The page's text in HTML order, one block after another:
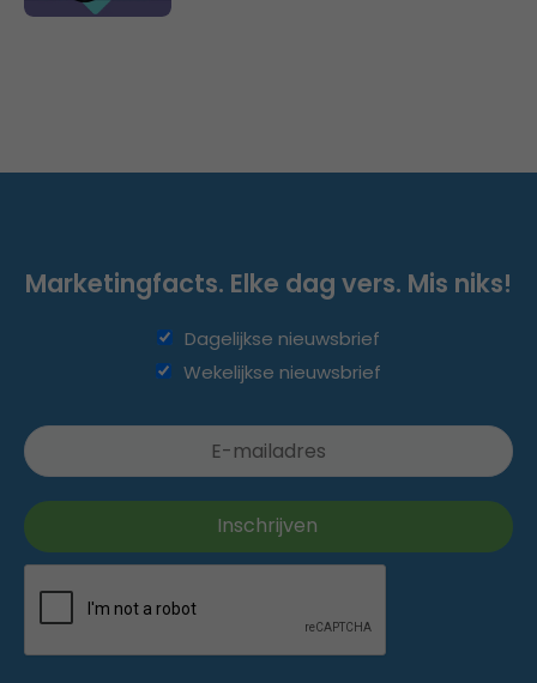
Marketingfacts. Elke dag vers. Mis niks!
Dagelijkse nieuwsbrief
Wekelijkse nieuwsbrief